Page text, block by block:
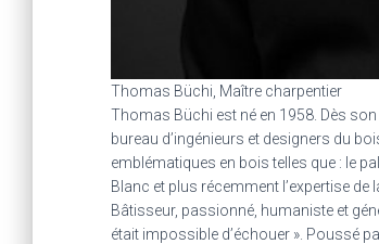
Thomas Büchi, Maître charpentier
Thomas Büchi est né en 1958. Dès
bureau d’ingénieurs et designers du
emblématiques en bois telles que : le
Blanc et plus récemment l’expertise
Bâtisseur, passionné, humaniste et
était impossible d’échouer ». Poussé